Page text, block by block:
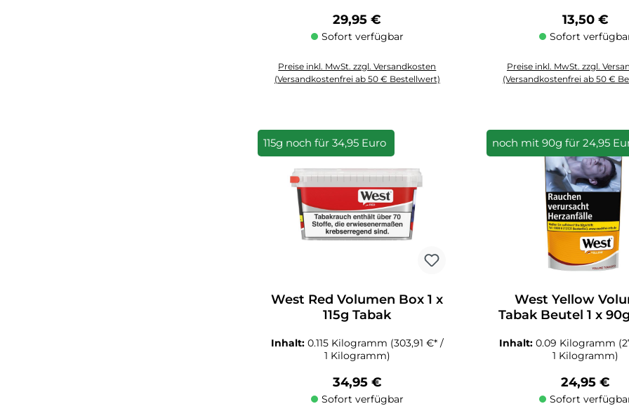
Regulärer Preis:
29,95 €
Sofort verfügbar
Preise inkl. MwSt. zzgl. Versandkosten
(Versandkostenfrei ab 50 € Bestellwert)
Regulärer
13,50 €
Sofort
Preise inkl. MwSt. zzgl.
(Versandkostenfrei ab 50 €
115g noch für 34,95 Euro
West Red Volumen Box 1 x
115g Tabak
Inhalt: 0.115 Kilogramm (303,91 €* /
1 Kilogramm)
Regulärer Preis:
34,95 €
Sofort verfügbar
noch mit 90g für 24,95
West Yellow
Tabak Beutel 1 x
Inhalt:0.09 Kilogramm
1 Kilogramm)
Regulärer
24,95 €
Sofort